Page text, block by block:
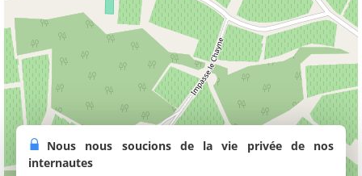
Nous nous soucions de la vie privée de nos
internautes